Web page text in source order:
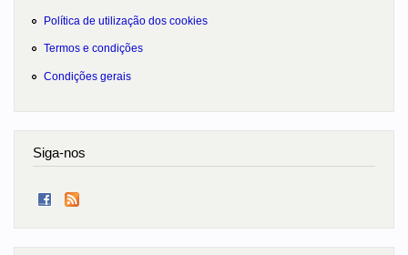
Política de utilização dos cookies
Termos e condições
Condições gerais
Siga-nos